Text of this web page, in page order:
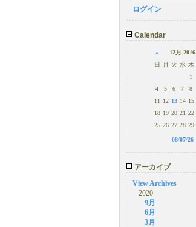
ログイン
Calendar
« 12月 2016
日
月 火 水 木
1
4
5 6 7 8
11
12 13 14 15
18 19 20 21 22
25 26 27 28 29
08/07/26
アーカイブ
View Archives
2020
9月
6月
3月